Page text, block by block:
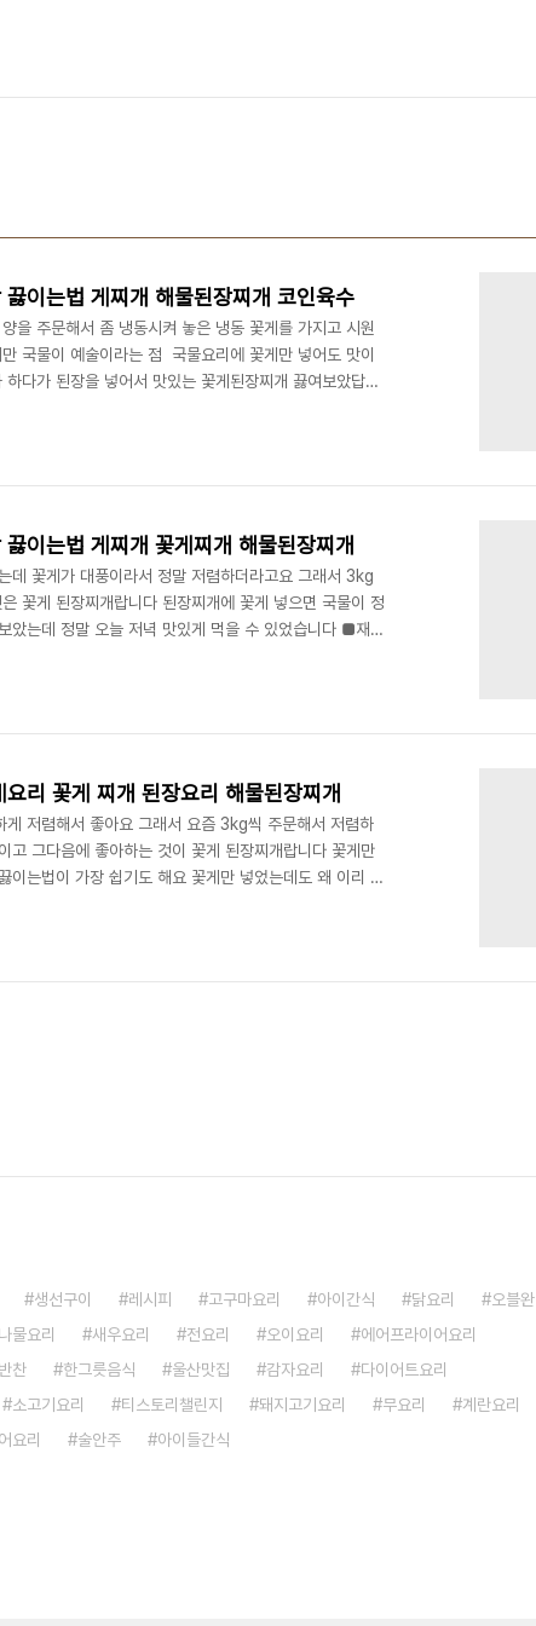
이는법 게찌개 해물된장찌개 코인육수
을 주문해서 좀 냉동시켜 놓은 냉동 꽃게를 가지고 시원
국물이 예술이라는 점 ​ 국물요리에 꽃게만 넣어도 맛이
다가 된장을 넣어서 맛있는 꽃게된장찌개 끓여보았답니
용하는 것이 좋겠다 생각이 들어요 ​ 우선 냄비에 물을 1
게는 흐르는 물에서 씻어서 준비해 줍니다~..
이는법 게찌개 꽃게찌개 해물된장찌개
데 꽃게가 대풍이라서 정말 저렴하더라고요 그래서 3kg
꽃게 된장찌개랍니다 된장찌개에 꽃게 넣으면 국물이 정
았는데 정말 오늘 저녁 맛있게 먹을 수 있었습니다 ■재료
는 간단하죠 우선 육수부터 끓여야 되는데요 멸치육수나
녹으면서 꽃게탕 육수가 끓..
리 꽃게 찌개 된장요리 해물된장찌개
저렴해서 좋아요 그래서 요즘 3kg씩 주문해서 저렴하
고 그다음에 좋아하는 것이 꽃게 된장찌개랍니다 꽃게만
이는법이 가장 쉽기도 해요 꽃게만 넣었는데도 왜 이리 국
하죠? 우선 육수를 준비합니다 냄비에 1리터 정도 물을
는법 그다음 된장 2스푼을 넣습니다 무를 1컵 정도의
생선구이 레시피 고구마요리 아이간식 닭요리
오블완
물요리 새우요리 전요리 오이요리
에어프라이어요리
찬 한그릇음식 울산맛집 감자요리
다이어트요리
소고기요리 티스토리챌린지 돼지고기요리 무요리
계란요리
요리 술안주 아이들간식